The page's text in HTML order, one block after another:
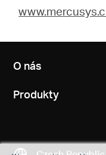
O nás
Produkty